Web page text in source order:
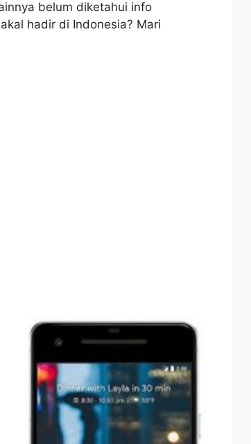
belum diketahui info
hadir di Indonesia? Mari